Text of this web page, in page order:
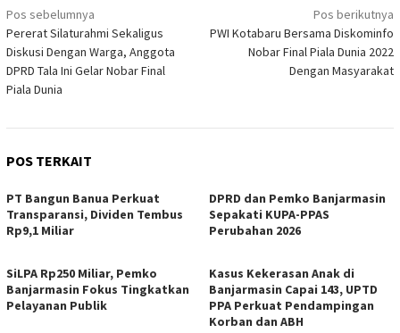
Navigasi
pos
Pos sebelumnya
Pererat Silaturahmi Sekaligus
Diskusi Dengan Warga, Anggota
DPRD Tala Ini Gelar Nobar Final
Piala Dunia
Pos berikutnya
PWI Kotabaru Bersama Diskominfo
Nobar Final Piala Dunia 2022
Dengan Masyarakat
POS TERKAIT
PT Bangun Banua Perkuat
Transparansi, Dividen Tembus
Rp9,1 Miliar
DPRD dan Pemko Banjarmasin
Sepakati KUPA-PPAS
Perubahan 2026
SiLPA Rp250 Miliar, Pemko
Banjarmasin Fokus Tingkatkan
Pelayanan Publik
Kasus Kekerasan Anak di
Banjarmasin Capai 143, UPTD
PPA Perkuat Pendampingan
Korban dan ABH